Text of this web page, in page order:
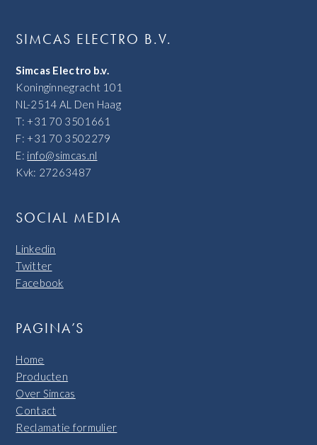
SIMCAS ELECTRO B.V.
Simcas Electro b.v.
Koninginnegracht 101
NL-2514 AL Den Haag
T: +31 70 3501661
F: +31 70 3502279
E: info@simcas.nl
Kvk: 27263487
SOCIAL MEDIA
Linkedin
Twitter
Facebook
PAGINA’S
Home
Producten
Over Simcas
Contact
Reclamatie formulier